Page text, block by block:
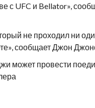
с UFC и Bellator»,
не проходил ни
сообщает Джон
может провести